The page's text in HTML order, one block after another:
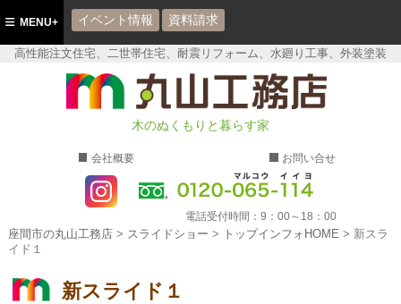
高性能注文住宅、二世帯住宅、耐震リフォーム、水廻り工事、外装塗装
座間市の丸山工務店
木のぬくもりと暮らす家
会社概要 お問い合せ
電話受付時間： 9：00～18：00
MENU+ イベント情報 資料請求
座間市の丸山工務店> スライドショー > トップインフォHOME > 新スラ
イド１
新スライド１